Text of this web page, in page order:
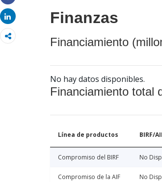
Share
Share
Finanzas
Financiamiento
No hay datos disponibles.
Financiamiento total
Línea de productos BIRF/
Compromiso del BIRF No
Compromiso de la AIF No